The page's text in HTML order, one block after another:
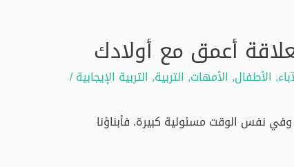
أعمق مع أولادك
, الأطفال, الأمهات, التربية, التربية الإيجابية/
وفي نفس الوقت مسئولية كبيرة. فأبناؤنا